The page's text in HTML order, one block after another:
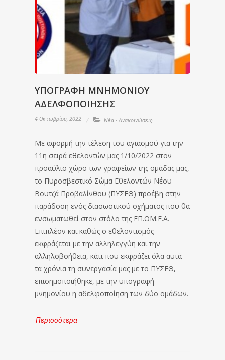
ΥΠΟΓΡΑΦΗ ΜΝΗΜΟΝΙΟΥ
ΑΔΕΛΦΟΠΟΙΗΣΗΣ
4 Οκτωβρίου, 2022 Νέα - Ανακοινώσεις
Με αφορμή την τέλεση του αγιασμού για την
11η σειρά εθελοντών μας 1/10/2022 στον
προαύλιο χώρο των γραφείων της ομάδας μας,
το Πυροσβεστικό Σώμα Εθελοντών Νέου
Βουτζά Προβαλίνθου (ΠΥΣΕΘ) προέβη στην
παράδοση ενός διασωστικού οχήματος που θα
ενσωματωθεί στον στόλο της ΕΠ.ΟΜ.Ε.Α.
Επιπλέον και καθώς ο εθελοντισμός
εκφράζεται με την αλληλεγγύη και την
αλληλοβοήθεια, κάτι που εκφράζει όλα αυτά
τα χρόνια τη συνεργασία μας με το ΠΥΣΕΘ,
επισημοποιήθηκε, με την υπογραφή
μνημονίου η αδελφοποίηση των δύο ομάδων.
Περισσότερα